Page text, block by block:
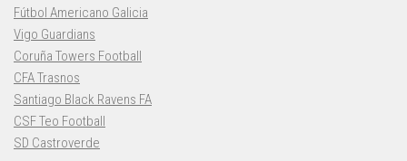
Fútbol Americano Galicia
Vigo Guardians
Coruña Towers Football
CFA Trasnos
Santiago Black Ravens FA
CSF Teo Football
SD Castroverde